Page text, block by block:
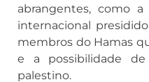
abrangentes, como
internacional
membros do Hamas
e a possibilidade
palestino.